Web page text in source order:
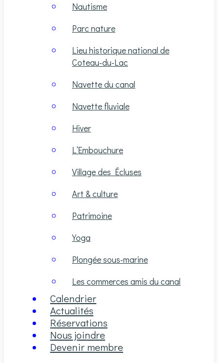
Nautisme
Parc nature
Lieu historique national de
Coteau-du-Lac
Navette du canal
Navette fluviale
Hiver
L’Embouchure
Village des Écluses
Art & culture
Patrimoine
Yoga
Plongée sous-marine
Les commerces amis du canal
Calendrier
Actualités
Réservations
Nous joindre
Devenir membre